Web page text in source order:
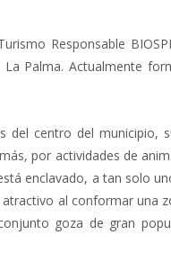
Responsable
Palma. Actualmente
del centro del municipio,
por actividades de
enclavado, a tan solo
al conformar una
goza de gran